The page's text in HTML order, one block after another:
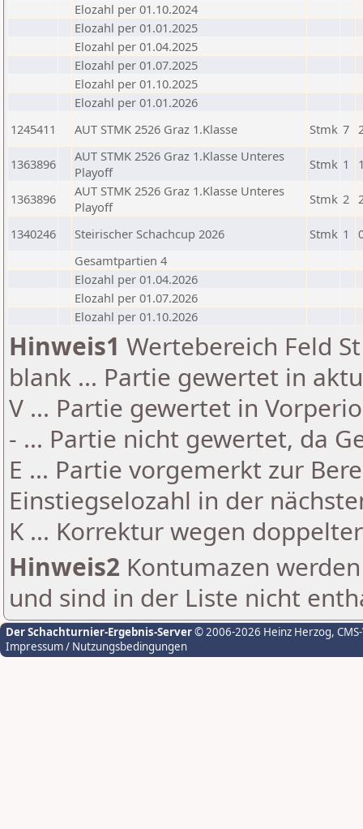
Elozahl per 01.10.2024
Elozahl per 01.01.2025
Elozahl per 01.04.2025
Elozahl per 01.07.2025
Elozahl per 01.10.2025
Elozahl per 01.01.2026
1245411
AUT STMK 2526 Graz 1.Klasse Stmk 7
1363896
AUT STMK 2526 Graz 1.Klasse Unteres
Playoff
Stmk 1
1363896
AUT STMK 2526 Graz 1.Klasse Unteres
Playoff
Stmk 2
1340246 Steirischer Schachcup 2026 Stmk 1
Gesamtpartien 4
Elozahl per 01.04.2026
Elozahl per 01.07.2026
Elozahl per 01.10.2026
Hinweis1 Wertebereich Feld
blank ... Partie gewertet in
V ... Partie gewertet in
- ... Partie nicht gewertet, da
E ... Partie vorgemerkt zur
Einstiegselozahl in der
K ... Korrektur wegen
Hinweis2 Kontumazen
und sind in der Liste nicht
Der Schachturnier-Ergebnis-Server© 2006-2026 Heinz Herzog,
Impressum / Nutzungsbedingungen